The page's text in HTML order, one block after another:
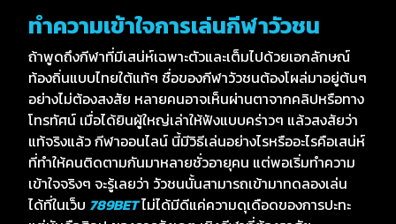
ทำความเข้าใจการเล่นกีฬาวัวชน
ถ้าพูดถึงกีฬาที่มีเสน่ห์เฉพาะตัวและเต็มไปด้วยเอกลักษณ์
ท้องถิ่นแบบไทยใต้แท้ๆ ชื่อของกีฬาวัวชนต้องโผล่มาอยู่ต้นๆ
อย่างไม่ต้องสงสัย หลายคนอาจเห็นผ่านตาจากคลิปหรือทาง
โทรทัศน์ เมื่อได้ยินผู้ใหญ่เล่าให้ฟังแบบคร่าวๆ แล้วสงสัยว่า
แท้จริงแล้ว กีฬาออนไลน์ นี้มีวิธีเล่นอย่างไรหรืออะไรคือเสน่ห์
ที่ทำให้คนติดตามกันมาหลายชั่วอายุคน แต่พอเริ่มทำความ
เข้าใจจริงๆ จะรู้เลยว่า วัวชนนั้นสามารถเข้ามาทดลองเล่น
ได้ที่ในเว็บ 789BETไม่ได้มีดีแค่ความดุเดือดของการปะทะ